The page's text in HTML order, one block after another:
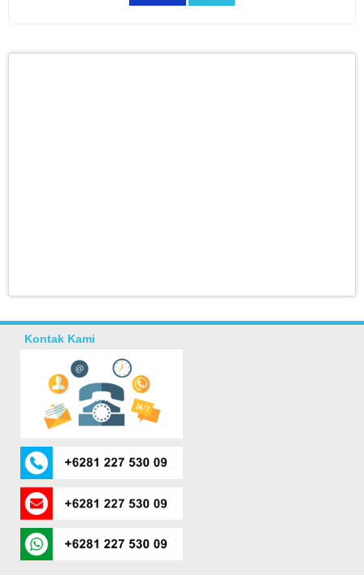
Kontak Kami